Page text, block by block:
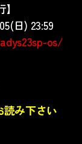
日) 23:59
os/
み下さい